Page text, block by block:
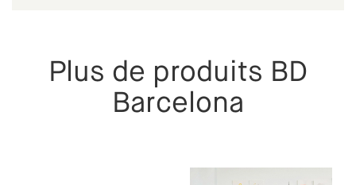
Plus de produits BD
Barcelona